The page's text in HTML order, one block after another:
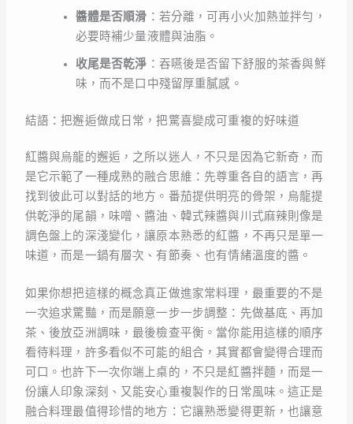
醬體是否順滑 ：若分離，可再小火加熱並拌勻，
必要時補少量液體與油脂。
收尾是否乾淨 ：吞嚥後是否留下舒服的茶香與鮮
味，而不是口中殘留厚重膩感。
結語：把邂逅做成日常，把驚喜變成可重複的好味道
紅醬與烏龍的邂逅，之所以迷人，不只是因為它新奇，而
是它示範了一種成熟的融合思維：先尊重各自的語言，再
找到彼此可以對話的地方。番茄提供明亮的骨架，烏龍提
供乾淨的尾韻，味噌、醬油、韓式辣醬與川式麻辣則像是
調色盤上的深淺變化，讓原本熟悉的紅醬，不再只是單一
味道，而是一鍋有層次、有節奏、也有情緒溫度的醬。
如果你想把這樣的概念真正做進家常料理，最重要的不是
一次追求驚豔，而是願意一步一步調整：先做基底、再加
茶、後放亞洲調味，最後檢查平衡。當你能用這樣的順序
看待料理，許多看似不可能的組合，其實都會變得合理而
可口。也許下一次你端上桌的，不只是紅醬拌麵，而是一
份讓人印象深刻、又能安心重複製作的日常風味。這正是
融合料理最值得珍惜的地方：它讓熟悉變得更新，也讓意